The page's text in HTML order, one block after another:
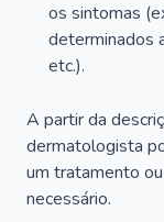
os sintomas
determinados
etc.).
A partir da
dermatologista
um tratamento
necessário.